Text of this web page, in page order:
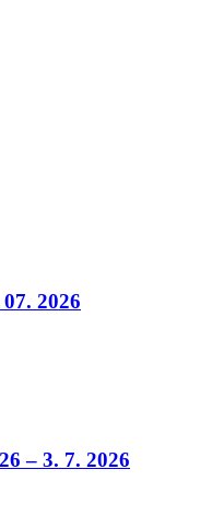
2026
– 3. 7. 2026